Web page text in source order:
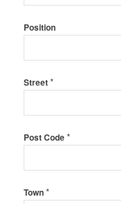
Position
Street*
Post Code*
Town*